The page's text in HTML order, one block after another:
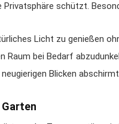
schützt.
Licht zu genießen
Raum bei Bedarf
Blicken